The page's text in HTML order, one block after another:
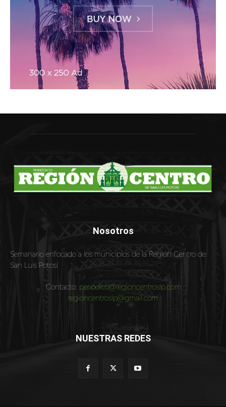
Nosotros
Semanario enfocado a los municipios de la Región Centro de
San Luis Potosí
Contacto: periodico@regioncentroslp.com
regioncentroslp@gmail.com
NUESTRAS REDES